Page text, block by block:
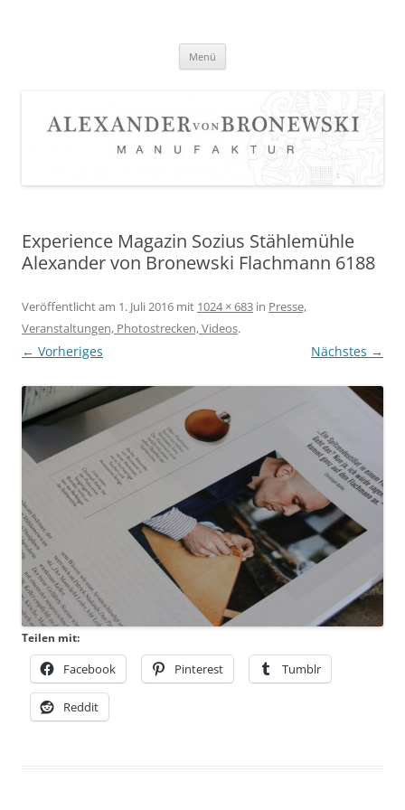
Menü
Experience Magazin Sozius Stählemühle
Alexander von Bronewski Flachmann 6188
Veröffentlicht am 1. Juli 2016 mit 1024 × 683 in Presse,
Veranstaltungen, Photostrecken, Videos.
← Vorheriges Nächstes →
Teilen mit:
Facebook Pinterest Tumblr
Reddit